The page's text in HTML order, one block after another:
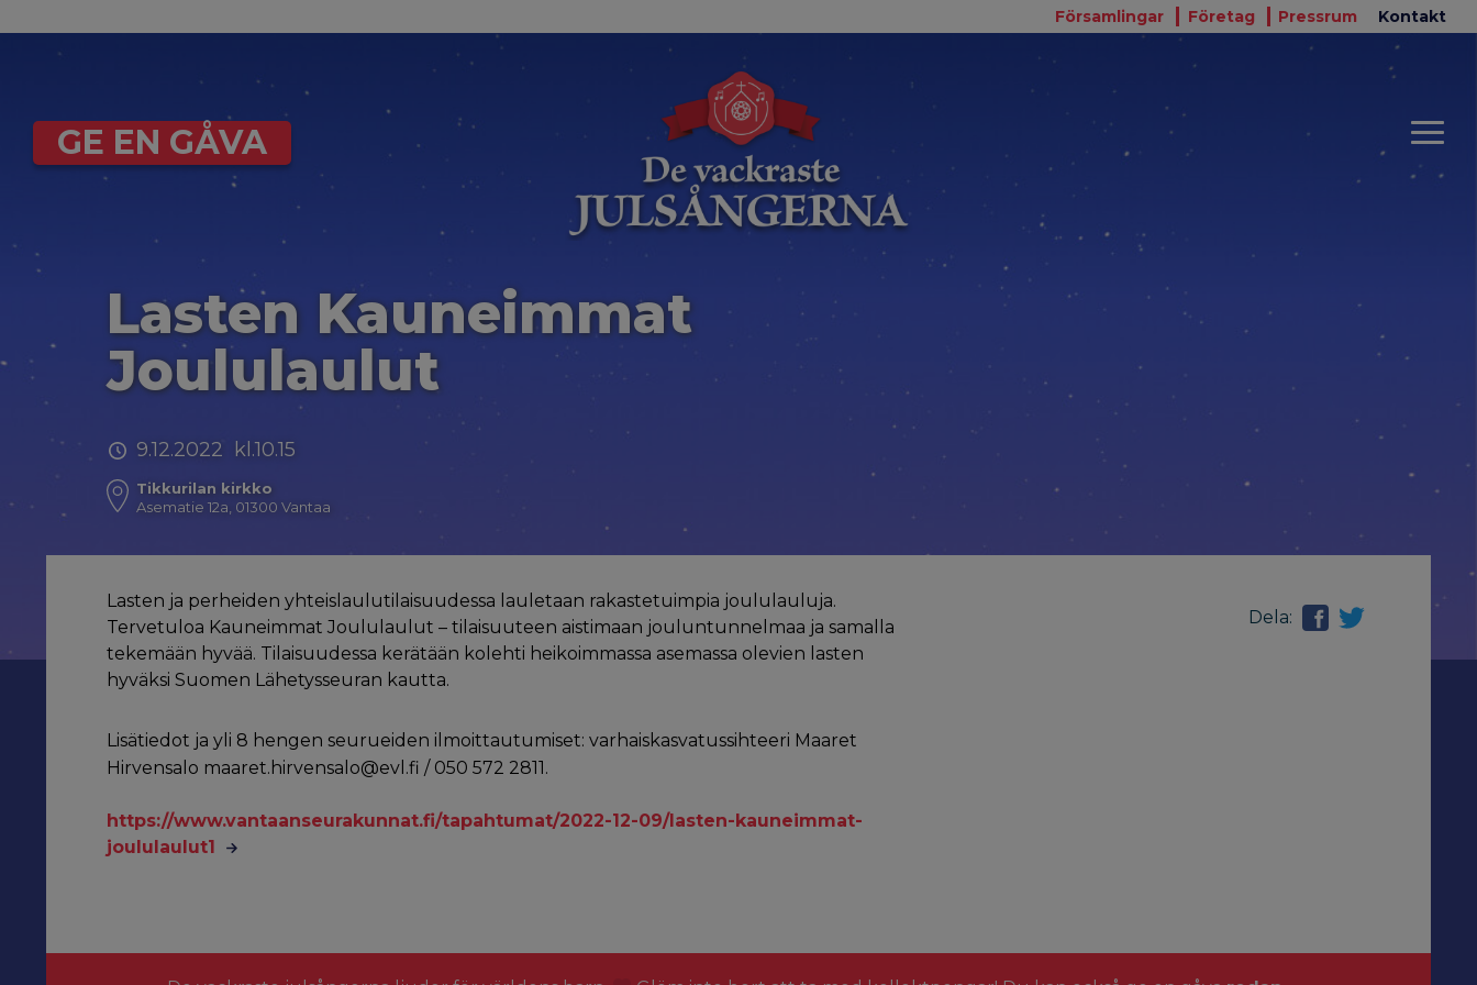
Församlingar Företag Pressrum Kontakt
GE EN GÅVA
Lasten Kauneimmat
Joululaulut
9.12.2022 kl.10.15
Tikkurilan kirkko
Asematie 12a, 01300 Vantaa
Dela:
Lasten ja perheiden yhteislaulutilaisuudessa lauletaan rakastetuimpia joululauluja.
Tervetuloa Kauneimmat Joululaulut – tilaisuuteen aistimaan jouluntunnelmaa ja samalla
tekemään hyvää. Tilaisuudessa kerätään kolehti heikoimmassa asemassa olevien lasten
hyväksi Suomen Lähetysseuran kautta.
Lisätiedot ja yli 8 hengen seurueiden ilmoittautumiset: varhaiskasvatussihteeri Maaret
Hirvensalo maaret.hirvensalo@evl.fi / 050 572 2811.
https://www.vantaanseurakunnat.fi/tapahtumat/2022-12-09/lasten-kauneimmat-
joululaulut1